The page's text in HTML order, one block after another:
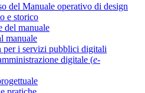
del Manuale operativo di design
e storico
del manuale
manuale
per i servizi pubblici digitali
digitale (e-